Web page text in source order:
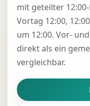
mit geteilter
Vortag 12:00,
um 12:00. Vor-
direkt als ein
vergleichbar.